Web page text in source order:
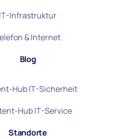
IT-Infrastruktur
& Internet
Blog
Hub IT-Sicherheit
Hub IT-Service
Standorte